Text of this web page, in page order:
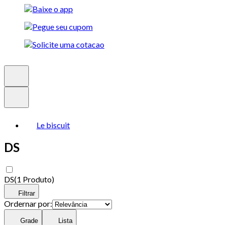
Le biscuit
DS
DS(1 Produto)
Filtrar
Ordernar por:
Grade Lista